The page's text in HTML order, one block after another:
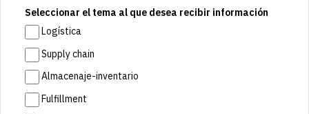
Seleccionar el tema al que desea recibir información
Logística
Supply chain
Almacenaje-inventario
Fulfillment